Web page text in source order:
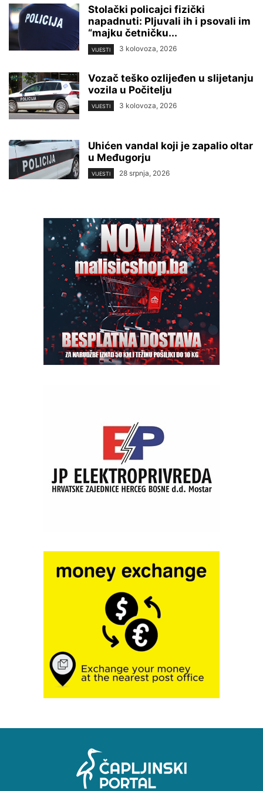
Stolački policajci fizički
napadnuti: Pljuvali ih i psovali im
“majku četničku...
VIJESTI 3 kolovoza, 2026
Vozač teško ozlijeđen u slijetanju
vozila u Počitelju
VIJESTI 3 kolovoza, 2026
Uhićen vandal koji je zapalio oltar
u Međugorju
VIJESTI 28 srpnja, 2026